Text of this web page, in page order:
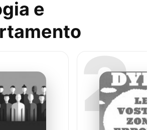
e
2